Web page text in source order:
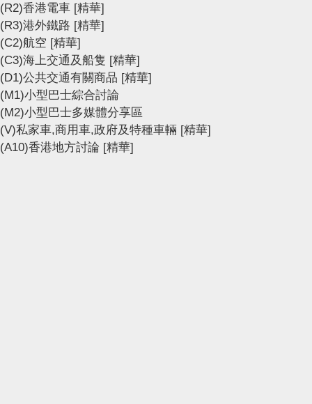
(R2)香港電車 [精華]
(R3)港外鐵路 [精華]
(C2)航空 [精華]
(C3)海上交通及船隻 [精華]
(D1)公共交通有關商品 [精華]
(M1)小型巴士綜合討論
(M2)小型巴士多媒體分享區
(V)私家車,商用車,政府及特種車輛 [精華]
(A10)香港地方討論 [精華]